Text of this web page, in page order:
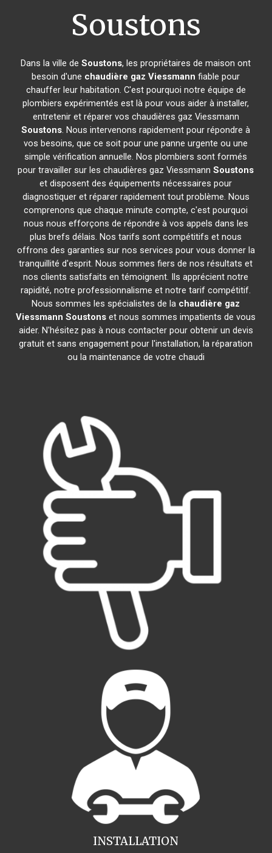
Soustons
Dans la ville deSoustons, les propriétaires de maison ont
besoin d'une chaudière gaz Viessmann fiable pour
chauffer leur habitation. C'est pourquoi notre équipe de
plombiers expérimentés est là pour vous aider à installer,
entretenir et réparer vos chaudières gaz Viessmann
Soustons. Nous intervenons rapidement pour répondre à
vos besoins, que ce soit pour une panne urgente ou une
simple vérification annuelle. Nos plombiers sont formés
pour travailler sur les chaudières gaz ViessmannSoustons
et disposent des équipements nécessaires pour
diagnostiquer et réparer rapidement tout problème. Nous
comprenons que chaque minute compte, c'est pourquoi
nous nous efforçons de répondre à vos appels dans les
plus brefs délais. Nos tarifs sont compétitifs et nous
offrons des garanties sur nos services pour vous donner la
tranquillité d'esprit. Nous sommes fiers de nos résultats et
nos clients satisfaits en témoignent. Ils apprécient notre
rapidité, notre professionnalisme et notre tarif compétitif.
Nous sommes les spécialistes de la chaudière gaz
Viessmann Soustons et nous sommes impatients de vous
aider. N'hésitez pas à nous contacter pour obtenir un devis
gratuit et sans engagement pour l'installation, la réparation
ou la maintenance de votre chaudi
INSTALLATION